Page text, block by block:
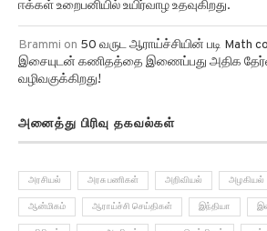
Brammion50 வருட ஆராய்ச்சியின் படி Math
இசையுடன் கணிதத்தை இணைப்பது அதிக
வழிவகுக்கிறது!
ஆன்மிகம் ஆராய்ச்சி செய்திகள் இந்தியா
உயிரியல் உலக அரசியல் உலக செய்திகள்